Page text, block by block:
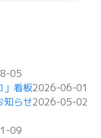
05
」看板2026-06-01
知らせ2026-05-02
09